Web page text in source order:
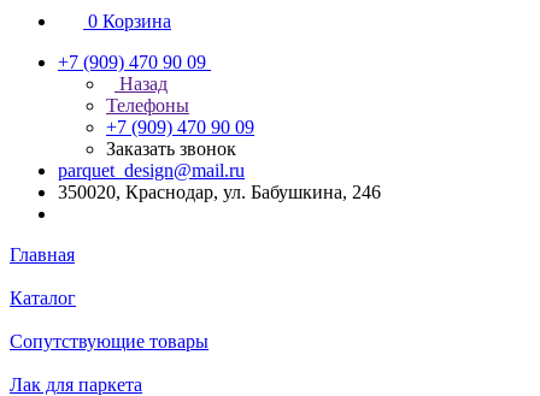
0 Корзина
+7 (909) 470 90 09
Назад
Телефоны
+7 (909) 470 90 09
Заказать звонок
parquet_design@mail.ru
350020, Краснодар, ул. Бабушкина, 246
Главная
Каталог
Сопутствующие товары
Лак для паркета